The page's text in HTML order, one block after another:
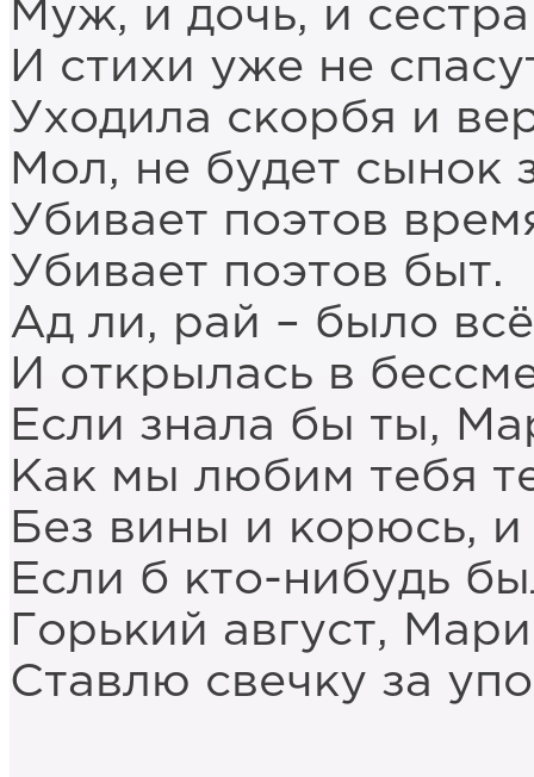
Муж, и дочь, и
И стихи уже не
Уходила скорбя и
Мол, не будет сынок
Убивает поэтов
Убивает поэтов быт.
Ад ли, рай – было
И открылась в
Если знала бы ты,
Как мы любим тебя
Без вины и корюсь,
Если б кто-нибудь
Горький август,
Ставлю свечку за